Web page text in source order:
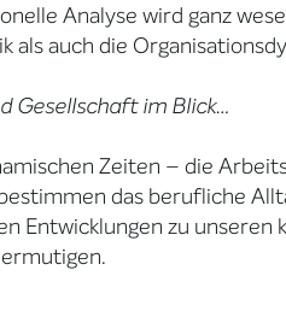
Analyse wird ganz
als auch die
Gesellschaft im Blick…
Zeiten – die
das berufliche
Entwicklungen zu